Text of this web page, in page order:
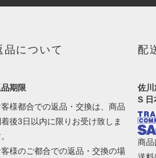
品について
期限
客様都合での返品・交換は、商品
後3日以内に限りお受け致しま
客様のご都合での返品・交換の場
配
佐川
S 日
商品